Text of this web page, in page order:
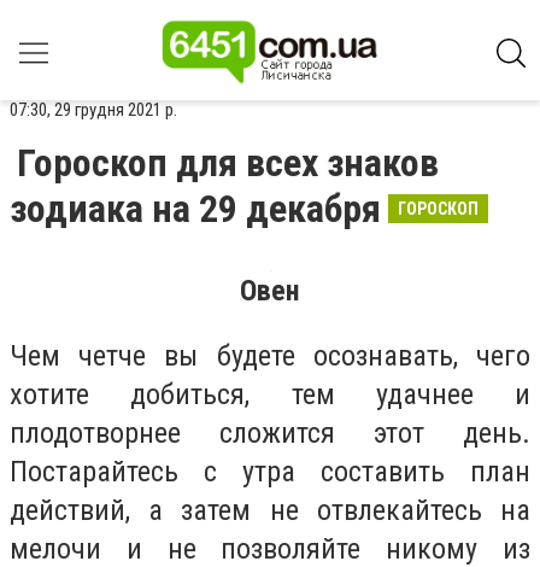
07:30, 29 грудня 2021 р.
Гороскоп для всех знаков
зодиака на 29 декабря
ГОРОСКОП
Овен
Чем четче вы будете осознавать, чего
хотите добиться, тем удачнее и
плодотворнее сложится этот день.
Постарайтесь с утра составить план
действий, а затем не отвлекайтесь на
мелочи и не позволяйте никому из